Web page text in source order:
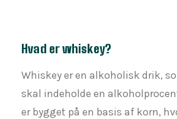
Hvad er whiskey?
Whiskey er en alkoholisk drik,
skal indeholde en
er bygget på en basis af korn,